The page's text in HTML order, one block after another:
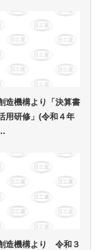
造機構より「決算書
用研修」(令和４年
造機構より 令和３